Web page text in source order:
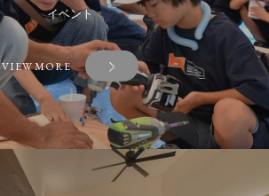
イベント
VIEW MORE